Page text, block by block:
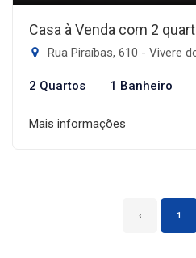
Casa à Venda com 2
Rua Piraíbas, 610 - Vivere do
2 Quartos 1 Banheiro
Mais informações
‹ 1